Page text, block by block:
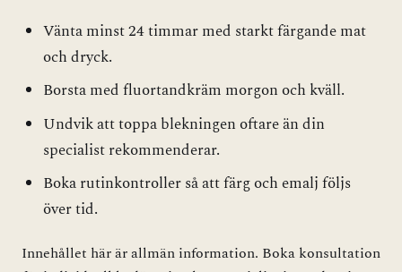
Vänta minst 24 timmar med starkt färgande mat
och dryck.
Borsta med fluortandkräm morgon och kväll.
Undvik att toppa blekningen oftare än din
specialist rekommenderar.
Boka rutinkontroller så att färg och emalj följs
över tid.
Innehållet här är allmän information. Boka konsultation